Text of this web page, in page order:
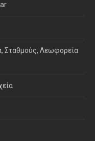
Σταθμούς, Λεωφορεία